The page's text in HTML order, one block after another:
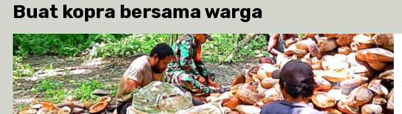
Buat kopra bersama warga